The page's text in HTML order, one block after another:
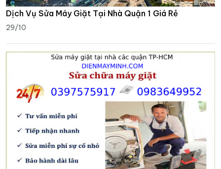
Dịch Vụ Sửa Máy Giặt Tại Nhà Quận 1 Giá Rẻ
29/10